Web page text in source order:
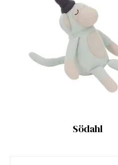
Södahl